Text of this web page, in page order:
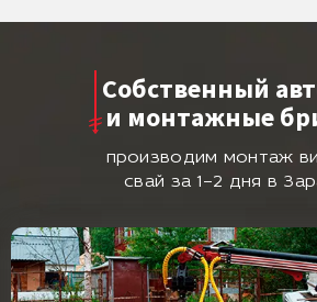
Собственный
и монтажные
производим монтаж
свай за 1–2 дня в